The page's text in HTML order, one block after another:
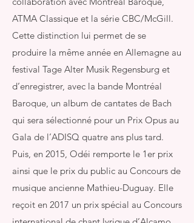
ATMA Classique et la série CBC/McGill.
Cette distinction lui permet de se
produire la même année en Allemagne au
festival Tage Alter Musik Regensburg et
d’enregistrer, avec la bande Montréal
Baroque, un album de cantates de Bach
qui sera sélectionné pour un Prix Opus au
Gala de l’ADISQ quatre ans plus tard.
Puis, en 2015, Odéi remporte le 1er prix
ainsi que le prix du public au Concours de
musique ancienne Mathieu-Duguay. Elle
reçoit en 2017 un prix spécial au Concours